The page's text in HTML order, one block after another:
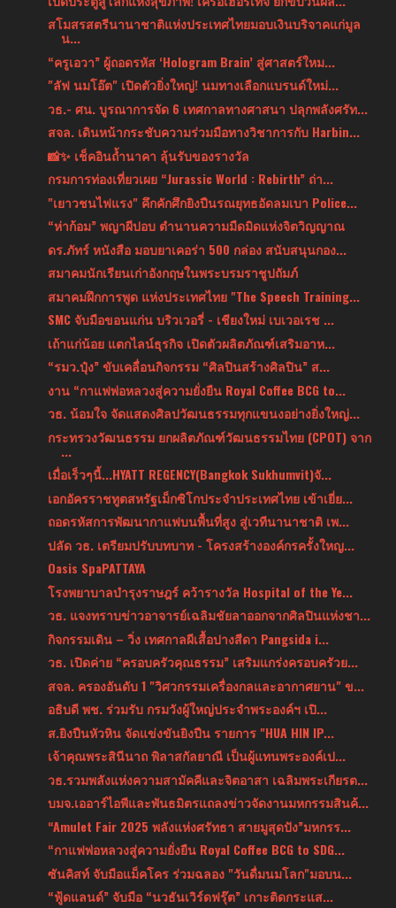
สโมสรสตรีนานาชาติแห่งประเทศไทยมอบเงินบริจาคแก่มูล
น...
“ครูเอวา” ผู้ถอดรหัส ‘Hologram Brain’ สู่ศาสตร์ใหม...
"ลัฟ นมโอ๊ต" เปิดตัวยิ่งใหญ่! นมทางเลือกแบรนด์ใหม่...
วธ.- ศน. บูรณาการจัด 6 เทศกาลทางศาสนา ปลุกพลังศรัท...
สจล. เดินหน้ากระชับความร่วมมือทางวิชาการกับ Harbin...
📸✨ เช็คอินถ้ำนาคา ลุ้นรับของรางวัล
กรมการท่องเที่ยวเผย “Jurassic World : Rebirth” ถ่า...
"เยาวชนไฟแรง" คึกคักศึกยิงปืนรณยุทธอัดลมเบา Police...
“ห่าก้อม” พญาผีปอบ ตำนานความมืดมิดแห่งจิตวิญญาณ
ดร.ภัทร์ หนังสือ มอบยาเคอร่า 500 กล่อง สนับสนุนกอง...
สมาคมนักเรียนเก่าอังกฤษในพระบรมราชูปถัมภ์
สมาคมฝึกการพูด แห่งประเทศไทย "The Speech Training...
SMC จับมือขอนแก่น บริวเวอรี่ - เชียงใหม่ เบเวอเรช ...
เถ้าแก่น้อย แตกไลน์ธุรกิจ เปิดตัวผลิตภัณฑ์เสริมอาห...
“รมว.ปุ๋ง” ขับเคลื่อนกิจกรรม “ศิลปินสร้างศิลปิน” ส...
งาน “กาแฟพ่อหลวงสู่ความยั่งยืน Royal Coffee BCG to...
วธ. น้อมใจ จัดแสดงศิลปวัฒนธรรมทุกแขนงอย่างยิ่งใหญ่...
กระทรวงวัฒนธรรม ยกผลิตภัณฑ์วัฒนธรรมไทย (CPOT) จาก
...
เมื่อเร็วๆนี้...HYATT REGENCY(Bangkok Sukhumvit)จั...
เอกอัครราชทูตสหรัฐเม็กซิโกประจำประเทศไทย เข้าเยี่ย...
ถอดรหัสการพัฒนากาแฟบนพื้นที่สูง สู่เวทีนานาชาติ เพ...
ปลัด วธ. เตรียมปรับบทบาท - โครงสร้างองค์กรครั้งใหญ...
Oasis SpaPATTAYA
โรงพยาบาลบำรุงราษฎร์ คว้ารางวัล Hospital of the Ye...
วธ. แจงทราบข่าวอาจารย์เฉลิมชัยลาออกจากศิลปินแห่งชา...
กิจกรรมเดิน – วิ่ง เทศกาลผีเสื้อปางสีดา Pangsida i...
วธ. เปิดค่าย “ครอบครัวคุณธรรม” เสริมแกร่งครอบครัวย...
สจล. ครองอันดับ 1 "วิศวกรรมเครื่องกลและอากาศยาน" ข...
อธิบดี พช. ร่วมรับ กรมวังผู้ใหญ่ประจําพระองค์ฯ เปิ...
ส.ยิงปืนหัวหิน จัดแข่งขันยิงปืน รายการ "HUA HIN IP...
เจ้าคุณพระสินีนาถ พิลาสกัลยาณี เป็นผู้แทนพระองค์เป...
วธ.รวมพลังแห่งความสามัคคีและจิตอาสา เฉลิมพระเกียรต...
บมจ.เออาร์ไอพีและพันธมิตรแถลงข่าวจัดงานมหกรรมสินค้...
“Amulet Fair 2025 พลังแห่งศรัทธา สายมูสุดปัง”มหกรร...
“กาแฟพ่อหลวงสู่ความยั่งยืน Royal Coffee BCG to SDG...
ซันคิสท์ จับมือแม็คโคร ร่วมฉลอง "วันดื่มนมโลก"มอบน...
“ฟู้ดแลนด์” จับมือ “นวธันเวิร์ดฟรุ๊ต” เกาะติดกระแส...